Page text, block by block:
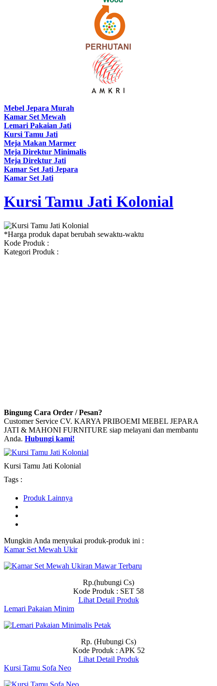
Mebel Jepara Murah
Kamar Set Mewah
Lemari Pakaian Jati
Kursi Tamu Jati
Meja Makan Marmer
Meja Direktur Minimalis
Meja Direktur Jati
Kamar Set Jati Jepara
Kamar Set Jati
Kursi Tamu Jati Kolonial
*Harga produk dapat berubah sewaktu-waktu
Kode Produk :
Kategori Produk :
Bingung Cara Order / Pesan?
Customer Service CV. KARYA PRIBOEMI MEBEL JEPARA
JATI & MAHONI FURNITURE siap melayani dan membantu
Anda. Hubungi kami!
Kursi Tamu Jati Kolonial
Tags :
Produk Lainnya
Mungkin Anda menyukai produk-produk ini :
Kamar Set Mewah Ukir
Rp.(hubungi Cs)
Kode Produk : SET 58
Lihat Detail Produk
Lemari Pakaian Minim
Rp. (Hubungi Cs)
Kode Produk : APK 52
Lihat Detail Produk
Kursi Tamu Sofa Neo